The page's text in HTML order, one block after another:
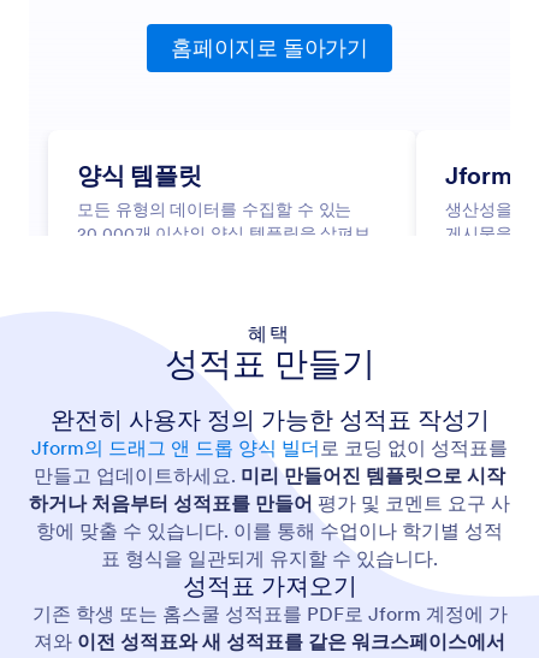
혜택
성적표 만들기
완전히 사용자 정의 가능한 성적표 작성기
Jform의 드래그 앤 드롭 양식 빌더로 코딩 없이 성적표를
만들고 업데이트하세요. 미리 만들어진 템플릿으로 시작
하거나 처음부터 성적표를 만들어 평가 및 코멘트 요구 사
항에 맞출 수 있습니다. 이를 통해 수업이나 학기별 성적
표 형식을 일관되게 유지할 수 있습니다.
성적표 가져오기
기존 학생 또는 홈스쿨 성적표를 PDF로 Jform 계정에 가
져와 이전 성적표와 새 성적표를 같은 워크스페이스에서